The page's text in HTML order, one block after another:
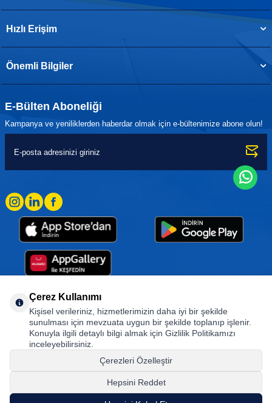
Hızlı Erişim
Önemli Bilgiler
E-Bülten Aboneliği
Kampanya ve yeniliklerden haberdar olmak için e-bültenimize abone olun!
Goodyear (and Winged Foot Design) are trademarks of or licensed to The Goodyear
Tire & Rubber Company used under license by Basbug Group Company,
Istanbul/Türkiye. © 2026 The Goodyear Tire & Rubber Company.
Çerez Kullanımı
Kişisel verileriniz, hizmetlerimizin daha iyi bir şekilde
sunulması için mevzuata uygun bir şekilde toplanıp işlenir.
Konuyla ilgili detaylı bilgi almak için Gizlilik Politikamızı
inceleyebilirsiniz.
Çerezleri Özelleştir
Hepsini Reddet